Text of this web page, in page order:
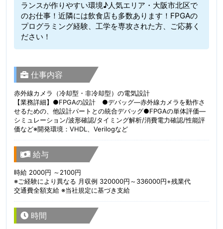
ランスが作りやすい環境♪人気エリア・大阪市北区で
のお仕事！近隣には飲食店も多数あります！FPGAの
プログラミング経験、工学を専攻された方、ご応募く
ださい！
仕事内容
赤外線カメラ（冷却型・非冷却型）の電気設計
【業務詳細】●FPGAの設計 ●デバッグ—赤外線カメラを動作さ
せるための、他設計パートとの統合デバッグ●FPGAの単体評価—
シミュレーション/波形確認/タイミング解析/消費電力確認/性能評
価など※開発環境：VHDL、Verilogなど
給与
時給 2000円 ～2100円
※ご経験により異なる 月収例 320000円～336000円+残業代
交通費全額支給 ※当社規定に基づき支給
時間